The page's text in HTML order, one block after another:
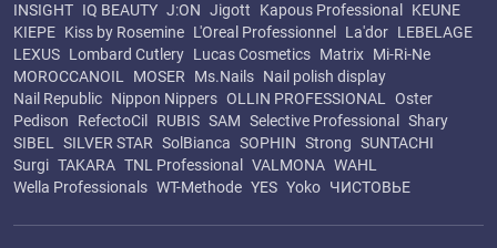
INSIGHT IQ BEAUTY J:ON Jigott Kapous Professional
KEUNE
KIEPE Kiss by Rosemine L'Oreal Professionnel La'dor LEBELAGE
LEXUS Lombard Cutlery Lucas Cosmetics Matrix Mi-Ri-Ne
MOROCCANOIL MOSER Ms.Nails Nail polish display
Nail Republic Nippon Nippers OLLIN PROFESSIONAL Oster
Pedison
RefectoCil RUBIS SAM Selective Professional
Shary
SIBEL SILVER STAR SolBianca SOPHIN Strong SUNTACHI
Surgi TAKARA TNL Professional VALMONA WAHL
Wella Professionals WT-Methode YES Yoko ЧИСТОВЬЕ